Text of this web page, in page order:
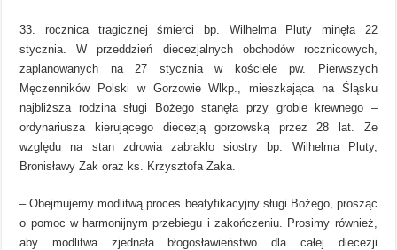
33. rocznica tragicznej śmierci bp. Wilhelma Pluty minęła 22
stycznia. W przeddzień diecezjalnych obchodów rocznicowych,
zaplanowanych na 27 stycznia w kościele pw. Pierwszych
Męczenników Polski w Gorzowie Wlkp., mieszkająca na Śląsku
najbliższa rodzina sługi Bożego stanęła przy grobie krewnego –
ordynariusza kierującego diecezją gorzowską przez 28 lat. Ze
względu na stan zdrowia zabrakło siostry bp. Wilhelma Pluty,
Bronisławy Żak oraz ks. Krzysztofa Żaka.
– Obejmujemy modlitwą proces beatyfikacyjny sługi Bożego, prosząc
o pomoc w harmonijnym przebiegu i zakończeniu. Prosimy również,
aby modlitwa zjednała błogosławieństwo dla całej diecezji